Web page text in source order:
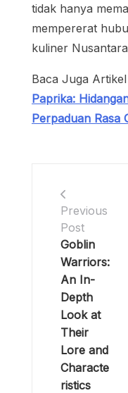
tidak hanya
mempererat
kuliner
Baca Juga
Paprika:
Perpaduan Rasa
Previous
Post
Goblin
Warriors:
An In-
Depth
Look at
Their
Lore and
Characte
ristics